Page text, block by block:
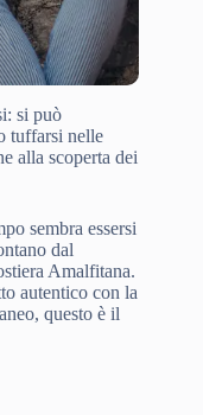
si può
tuffarsi nelle
alla scoperta dei
sembra essersi
dal
Amalfitana.
autentico con la
questo è il